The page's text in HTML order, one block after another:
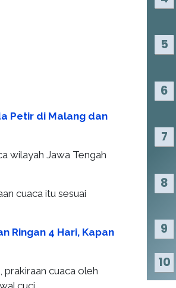
Petir di Malang dan
wilayah Jawa Tengah
cuaca itu sesuai
Ringan 4 Hari, Kapan
prakiraan cuaca oleh
cuci.